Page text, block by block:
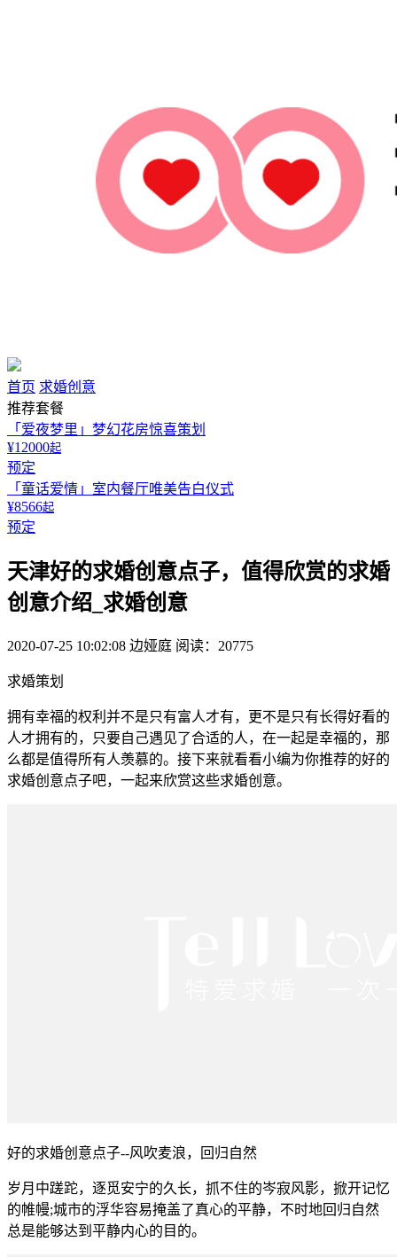
首页 求婚创意
推荐套餐
「爱夜梦里」梦幻花房惊喜策划
¥12000起
预定
「童话爱情」室内餐厅唯美告白仪式
¥8566起
预定
天津好的求婚创意点子，值得欣赏的求婚
创意介绍_求婚创意
2020-07-25 10:02:08 边娅庭 阅读：20775
求婚策划
拥有幸福的权利并不是只有富人才有，更不是只有长得好看的
人才拥有的，只要自己遇见了合适的人，在一起是幸福的，那
么都是值得所有人羡慕的。接下来就看看小编为你推荐的好的
求婚创意点子吧，一起来欣赏这些求婚创意。
好的求婚创意点子--风吹麦浪，回归自然
岁月中蹉跎，逐觅安宁的久长，抓不住的岑寂风影，掀开记忆
的帷幔;城市的浮华容易掩盖了真心的平静，不时地回归自然
总是能够达到平静内心的目的。